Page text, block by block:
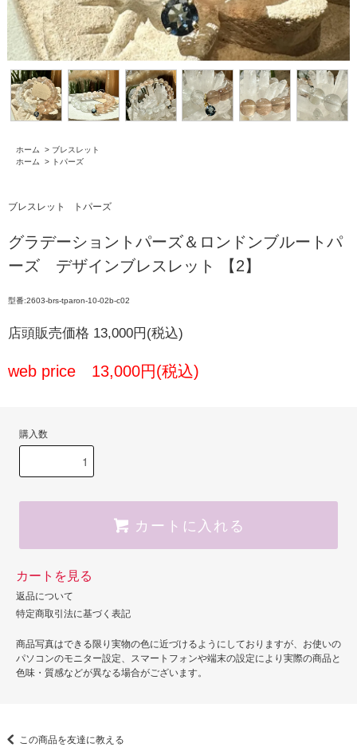
ホーム > ブレスレット
ホーム
> トパーズ
ブレスレット トパーズ
グラデーショントパーズ＆ロンドンブルートパ
ーズ デザインブレスレット 【2】
型番:2603-brs-tparon-10-02b-c02
店頭販売価格 13,000円(税込)
web price 13,000円(税込)
購入数
カートに入れる
カートを見る
返品について
特定商取引法に基づく表記
商品写真はできる限り実物の色に近づけるようにしておりますが、お使いの
パソコンのモニター設定、スマートフォンや端末の設定により実際の商品と
色味・質感などが異なる場合がございます。
この商品を友達に教える